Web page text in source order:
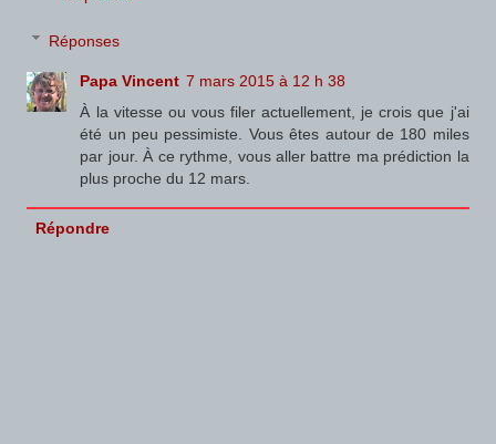
Réponses
Papa Vincent 7 mars 2015 à 12 h 38
À la vitesse ou vous filer actuellement, je crois que j'ai
été un peu pessimiste. Vous êtes autour de 180 miles
par jour. À ce rythme, vous aller battre ma prédiction la
plus proche du 12 mars.
Répondre